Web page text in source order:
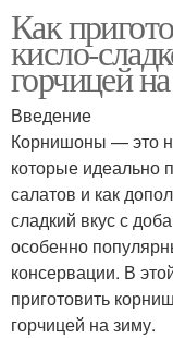
Как
кисло-
горчицей
Введение
Корнишоны — это
которые идеально
салатов и как
сладкий вкус с
особенно
консервации. В
приготовить
горчицей на зиму.